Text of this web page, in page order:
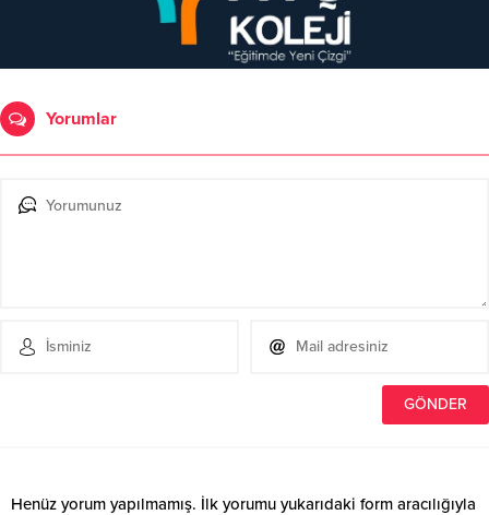
Yorumlar
Henüz yorum yapılmamış. İlk yorumu yukarıdaki form aracılığıyla